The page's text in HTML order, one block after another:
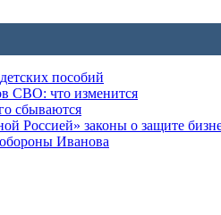
пособий
СВО: что изменится
сбываются
Россией» законы о защите
Иванова